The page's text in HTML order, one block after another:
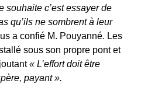
souhaite c’est essayer de
qu’ils ne sombrent à leur
a confié M. Pouyanné. Les
sous son propre pont et
« L’effort doit être
payant ».